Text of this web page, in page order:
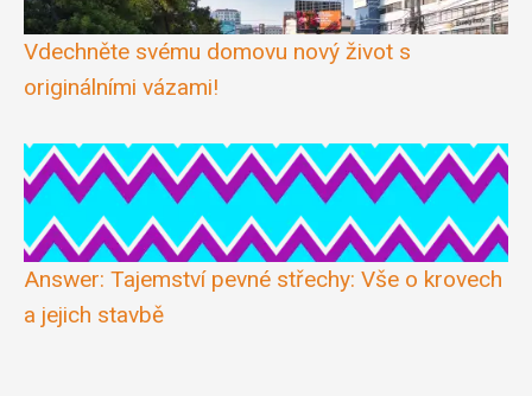
Vdechněte svému domovu nový život s
originálními vázami!
Answer: Tajemství pevné střechy: Vše o krovech
a jejich stavbě